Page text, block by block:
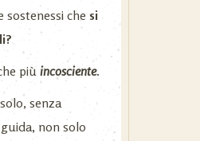
sostenessi che si
più incosciente.
senza
non solo